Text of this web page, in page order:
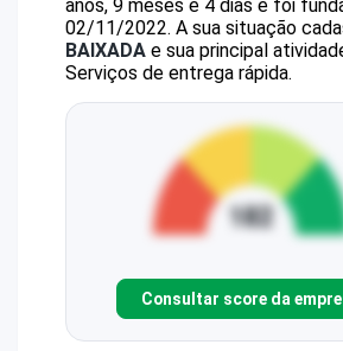
anos, 9 meses e 4 dias e foi
02/11/2022. A sua situação
BAIXADA e sua principal
Serviços de entrega rápida.
Consultar score da